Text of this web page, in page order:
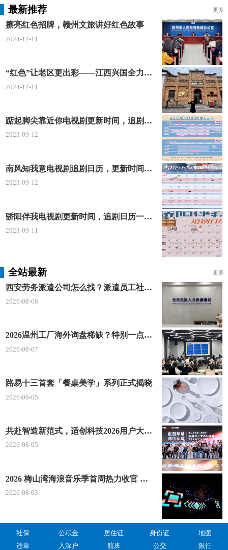
九龙豆腐是九龙独有的特产，在当地已是人尽皆
知的传统美食，最最正宗的就属九龙镇。
纯手工制作且工序复杂，带点豆腐的清香鲜甜，
细嫩爽滑，不易软烂，可以蒸、煎、炸、炖、酿等多
种做法，简直令人回味无穷。
东坡水角是广东省清远市最传统的一道小吃之
一，制作到成型都有自身的特色，制作过程也是极其
馅料有马蹄、猪肉、葱等，糍皮口感又软又脆，
爽滑弹牙，肉馅咸鲜度适中，再配上一碗秘制蘸料，
保证让你一口接着一口吃，老一辈的海外华人，吃过
一次东坡水角都会记忆犹新，念念不忘。
洲心大粥是广东清远最著名最受欢迎的一道粥类
美食，是当地人早餐首选的标配之一。
洲心大粥是以猪杂为主要食材，猪腰、猪心、猪
宗且无异味，原汁原味的保留粥类原本的味道，量大
料足谁不爱。
最正宗的在小巷子里，无论是任何时间，小店里
都是非常的热闹。
刀切糍
刀切糍是清远市最著名的一道地方小吃，每当节
假日到来，当地人都会围在一起制作。
粘米团切成条，下锅煮沸加入鹅汤，再放入葱
花、芹菜、香菜、雪豆等即可出炉，雪白的刀切糍，
吃上一口特别的滑嫩带点糯，鹅汤的清香也是非常的
卷筒糍是在广东英德一带较为多见的一种早点，
在广州、清远、韶关偶尔有见。卷筒糍是英德人喜欢
最新推荐 更多
擦亮红色招牌，赣州文旅讲好红色故事
2024-12-11
“红色”让老区更出彩——江西兴国全力打造红色文化传承发展创新示范区
2024-12-11
踮起脚尖靠近你电视剧更新时间，追剧日历及剧情简介
2023-09-12
南风知我意电视剧追剧日历，更新时间一览表
2023-09-12
骄阳伴我电视剧更新时间，追剧日历一览表
2023-09-11
全站最新 更多
西安劳务派遣公司怎么找？派遣员工社保如何合规缴？空间无限 23 年专业沉淀给出答案
2026-08-08
2026温州工厂海外询盘稀缺？特别一点AI 短视频引流 + 麦穗智能获客谷歌定制独立站双渠道拓客！
2026-08-07
路易十三首套「餐桌美学」系列正式揭晓
2026-08-05
共赴智造新范式，适创科技2026用户大会将于深圳启幕
2026-08-05
2026 梅山湾海浪音乐季首周热力收官 文体旅深度融合点燃滨海夏日经济
2026-08-03
社保 公积金 居住证 身份证
地图
违章
入深户 航班 公交 限行